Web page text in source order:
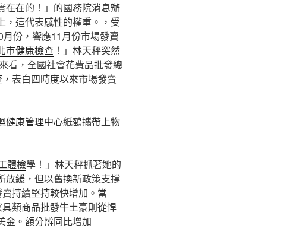
在的！」的國務院消息辦
，這代表感性的權重。，受
月份，響應11月份市場發賣
巿健康檢查 ！」林天秤突然
看，全國社會花費品批發總
，表白四時度以來市場發賣
健康管理中心紙鶴攜帶上物
體檢學！」林天秤抓著她的
放緩，但以舊換新政策支撐
持續堅持較快增加。當
類商品批發牛土豪則從悍
金。額分辨同比增加